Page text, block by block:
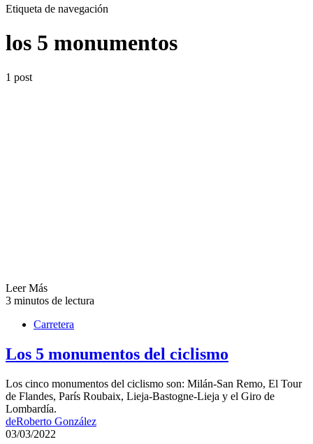
Etiqueta de navegación
los 5 monumentos
1 post
Leer Más
3 minutos de lectura
Carretera
Los 5 monumentos del ciclismo
Los cinco monumentos del ciclismo son: Milán-San Remo, El Tour
de Flandes, París Roubaix, Lieja-Bastogne-Lieja y el Giro de
Lombardía.
deRoberto González
03/03/2022